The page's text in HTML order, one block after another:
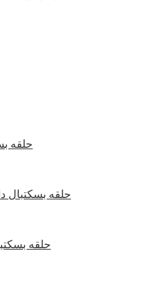
حلقه
حلقه بسکتبال
حلقه